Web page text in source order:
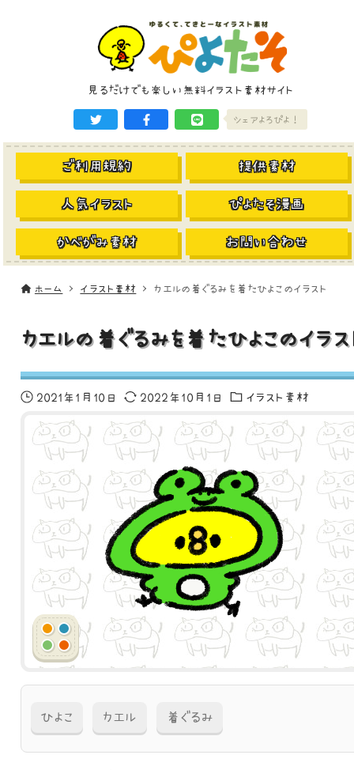
見るだけでも楽しい無料イラスト素材サイト
シェアよろぴよ！
ご利用規約 提供素材
人気イラスト ぴよたそ漫画
かべがみ素材 お問い合わせ
ホーム イラスト素材 カエルの着ぐるみを着たひよこのイラスト
カエルの着ぐるみを着たひよこのイラス
2021年1月10日 2022年10月1日 イラスト素材
ひよこ カエル 着ぐるみ